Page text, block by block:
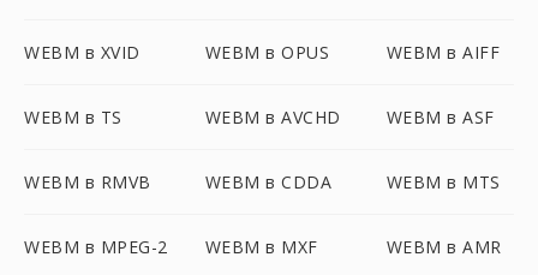
WEBM в XVID WEBM в OPUS WEBM в AIFF
WEBM в TS WEBM в AVCHD WEBM в ASF
WEBM в RMVB WEBM в CDDA WEBM в MTS
WEBM в MPEG-2 WEBM в MXF WEBM в AMR